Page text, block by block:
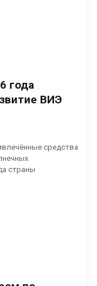
года
ВИЭ
средства
страны